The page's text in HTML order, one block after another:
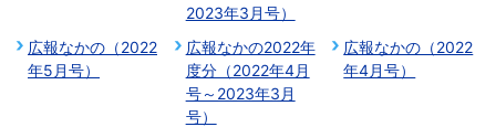
2023年3月号）
広報なかの（2022
年5月号）
広報なかの2022年
度分（2022年4月
号～2023年3月
号）
広報なかの（2022
年4月号）